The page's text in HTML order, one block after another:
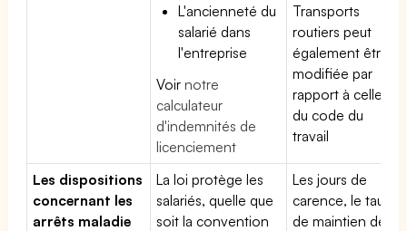
L'ancienneté du
salarié dans
l'entreprise
Voirnotre
calculateur
d'indemnités de
licenciement
Transports
routiers peut
également être
modifiée par
rapport à celle
du code du
travail
Les dispositions
concernant les
arrêts maladie
La loi protège les
salariés, quelle que
soit la convention
Les jours de
carence, le taux
de maintien de